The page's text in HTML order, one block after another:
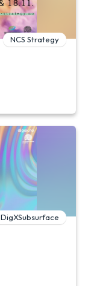
NCS Strategy
DigXSubsurface